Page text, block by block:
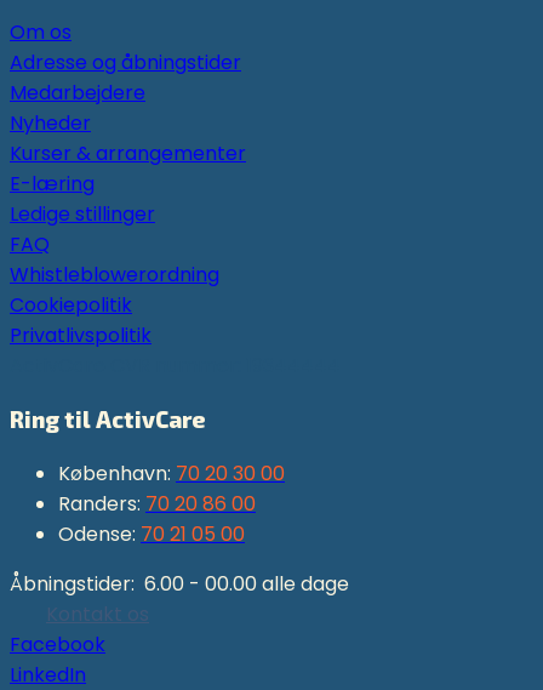
Om os
Adresse og åbningstider
Medarbejdere
Nyheder
Kurser & arrangementer
E-læring
Ledige stillinger
FAQ
Whistleblowerordning
Cookiepolitik
Privatlivspolitik
Ring til ActivCare
København: 70 20 30 00
Randers: 70 20 86 00
Odense: 70 21 05 00
Åbningstider: 6.00 - 00.00 alle dage
Kontakt os
Facebook
LinkedIn